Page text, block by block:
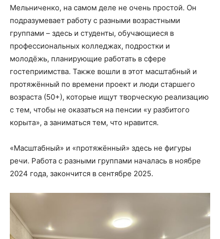
Мельниченко, на самом деле не очень простой. Он
подразумевает работу с разными возрастными
группами – здесь и студенты, обучающиеся в
профессиональных колледжах, подростки и
молодёжь, планирующие работать в сфере
гостеприимства. Также вошли в этот масштабный и
протяжённый по времени проект и люди старшего
возраста (50+), которые ищут творческую реализацию
с тем, чтобы не оказаться на пенсии «у разбитого
корыта», а заниматься тем, что нравится.
«Масштабный» и «протяжённый» здесь не фигуры
речи. Работа с разными группами началась в ноябре
2024 года, закончится в сентябре 2025.